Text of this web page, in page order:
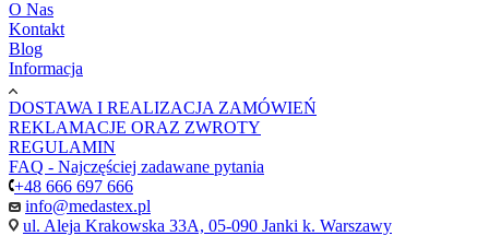
O Nas
Kontakt
Blog
Informacja
DOSTAWA I REALIZACJA ZAMÓWIEŃ
REKLAMACJE ORAZ ZWROTY
REGULAMIN
FAQ - Najczęściej zadawane pytania
+48 666 697 666
info@medastex.pl
ul. Aleja Krakowska 33A, 05-090 Janki k. Warszawy